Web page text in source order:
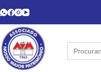
Search
for: